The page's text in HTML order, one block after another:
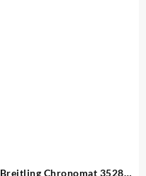
Breitling Chronomat 3528